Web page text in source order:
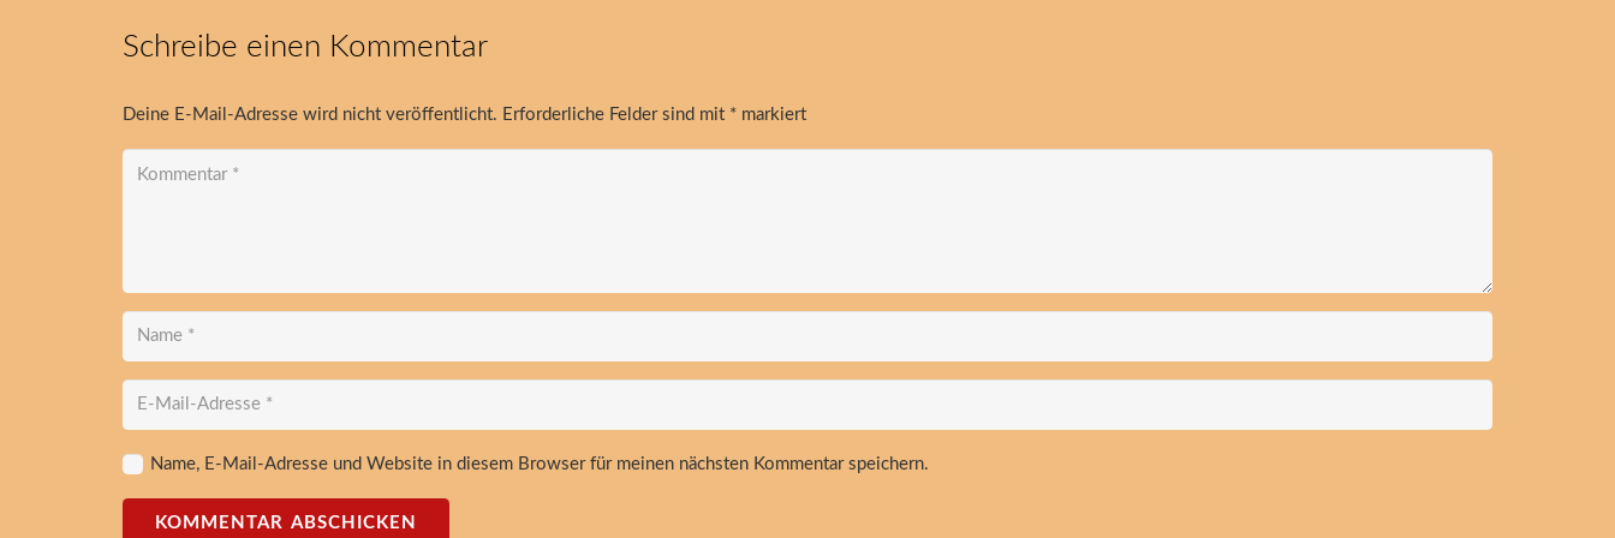
Schreibe einen Kommentar
Deine E-Mail-Adresse wird nicht veröffentlicht. Erforderliche Felder sind mit * markiert
Name, E-Mail-Adresse und Website in diesem Browser für meinen nächsten Kommentar speichern.
KOMMENTAR ABSCHICKEN